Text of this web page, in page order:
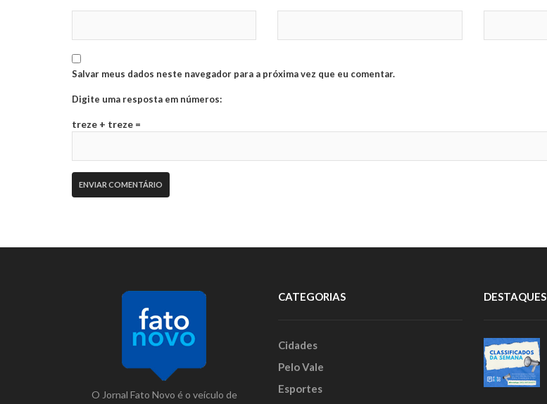
Salvar meus dados neste navegador para a próxima vez que eu comentar.
Digite uma resposta em números:
treze + treze =
O Jornal Fato Novo é o veículo de
CATEGORIAS
Cidades
Pelo Vale
Esportes
DESTAQUES